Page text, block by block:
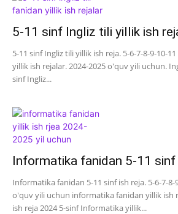
5-11 sinf Ingliz tili yillik ish
5-11 sinf Ingliz tili yillik ish reja. 5-6-7-8-9-10-
yillik ish rejalar. 2024-2025 o'quv yili uchun.
sinf Ingliz...
Informatika fanidan 5-11 sinf
Informatika fanidan 5-11 sinf ish reja. 5-6-7-8-
o'quv yili uchun informatika fanidan yillik ish
ish reja 2024 5-sinf Informatika yillik...